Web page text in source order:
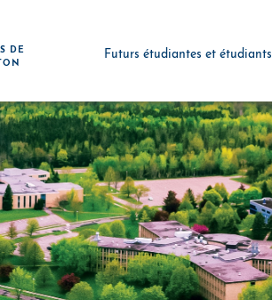
DE
Futurs étudiantes et étudiants